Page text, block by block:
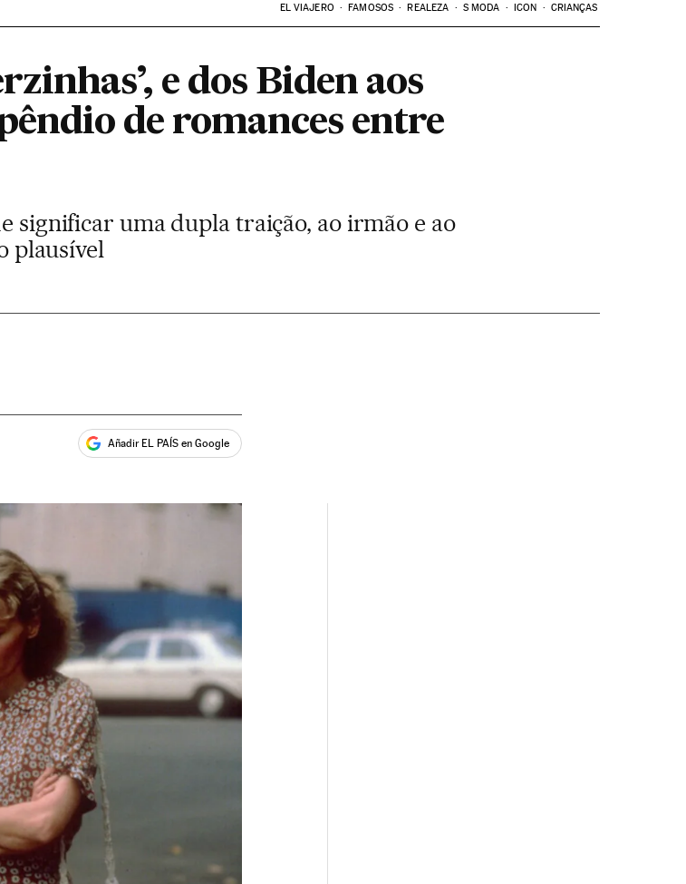
EL VIAJERO FAMOSOS REALEZA S MODA ICON CRIANÇAS
e dos Biden aos
de romances entre
significar uma dupla traição, ao irmão e ao
plausível
Añadir EL PAÍS en Google